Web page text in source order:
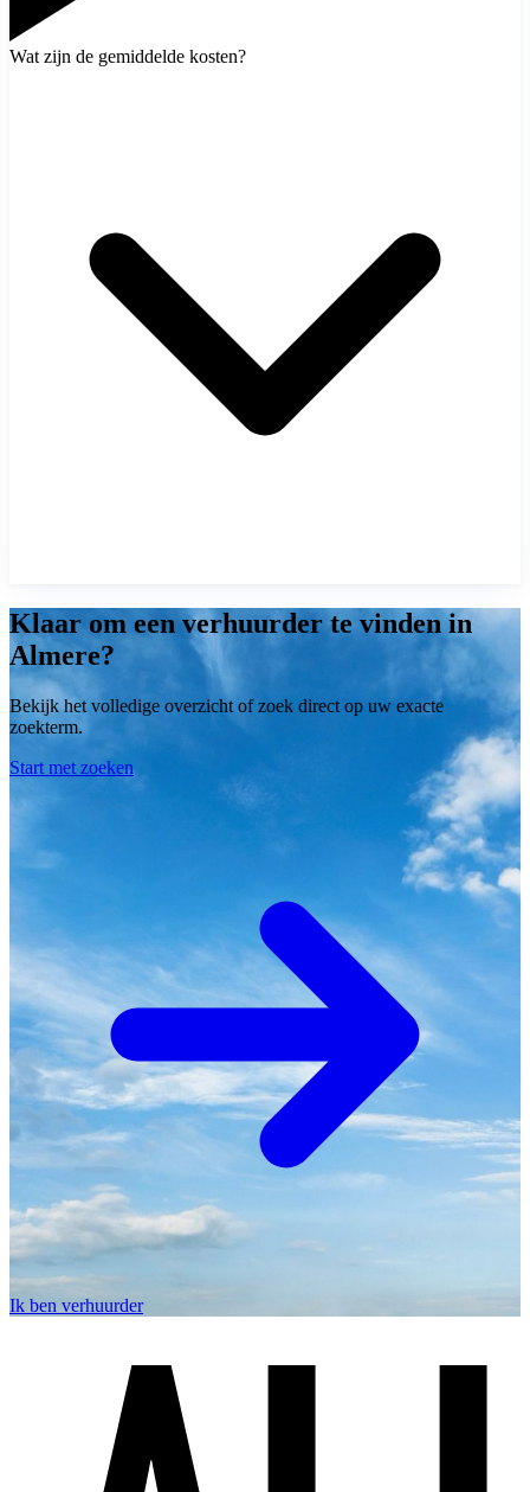
Wat zijn de gemiddelde kosten?
Klaar om een verhuurder te vinden in
Almere?
Bekijk het volledige overzicht of zoek direct op uw exacte
zoekterm.
Start met zoeken
Ik ben verhuurder